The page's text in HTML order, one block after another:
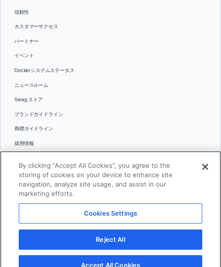
信頼性
カスタマーサクセス
パートナー
イベント
Dockerシステムステータス
ニュースルーム
Swag ストア
ブランドガイドライン
商標ガイドライン
採用情報
言語
日本語
© 2026 Docker Inc.全著作権所有
利用規約(英語)
プライバシー
Cookies Settings
By clicking “Accept All Cookies”, you agree to the
storing of cookies on your device to enhance site
navigation, analyze site usage, and assist in our
marketing efforts.
Cookies Settings
Reject All
Accept All Cookies